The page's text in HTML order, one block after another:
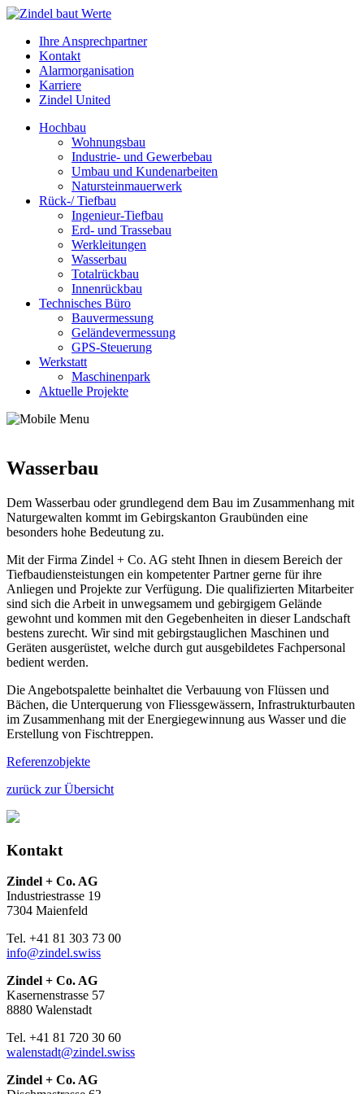
Ihre Ansprechpartner
Kontakt
Alarmorganisation
Karriere
Zindel United
Hochbau
Wohnungsbau
Industrie- und Gewerbebau
Umbau und Kundenarbeiten
Natursteinmauerwerk
Rück-/ Tiefbau
Ingenieur-Tiefbau
Erd- und Trassebau
Werkleitungen
Wasserbau
Totalrückbau
Innenrückbau
Technisches Büro
Bauvermessung
Geländevermessung
GPS-Steuerung
Werkstatt
Maschinenpark
Aktuelle Projekte
Wasserbau
Dem Wasserbau oder grundlegend dem Bau im Zusammenhang mit
Naturgewalten kommt im Gebirgskanton Graubünden eine
besonders hohe Bedeutung zu.
Mit der Firma Zindel + Co. AG steht Ihnen in diesem Bereich der
Tiefbaudiensteistungen ein kompetenter Partner gerne für ihre
Anliegen und Projekte zur Verfügung. Die qualifizierten Mitarbeiter
sind sich die Arbeit in unwegsamem und gebirgigem Gelände
gewohnt und kommen mit den Gegebenheiten in dieser Landschaft
bestens zurecht. Wir sind mit gebirgstauglichen Maschinen und
Geräten ausgerüstet, welche durch gut ausgebildetes Fachpersonal
bedient werden.
Die Angebotspalette beinhaltet die Verbauung von Flüssen und
Bächen, die Unterquerung von Fliessgewässern, Infrastrukturbauten
im Zusammenhang mit der Energiegewinnung aus Wasser und die
Erstellung von Fischtreppen.
Referenzobjekte
zurück zur Übersicht
Kontakt
Zindel + Co. AG
Industriestrasse 19
7304 Maienfeld
Tel. +41 81 303 73 00
info@zindel.swiss
Zindel + Co. AG
Kasernenstrasse 57
8880 Walenstadt
Tel. +41 81 720 30 60
walenstadt@zindel.swiss
Zindel + Co. AG